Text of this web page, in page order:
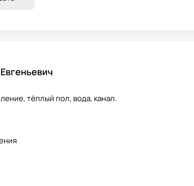
тёплый пол, вода, канал.